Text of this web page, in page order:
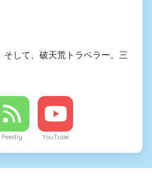
そして、破天荒トラベラー。三
Feedly YouTube